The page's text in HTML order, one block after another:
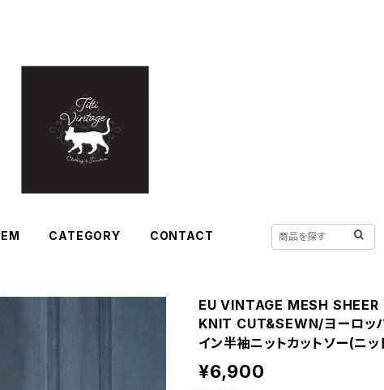
CATEGORY CONTACT
EU VINTAGE MESH
KNIT CUT&SEWN/ヨーロッ
イン半袖ニットカットソー(ニッ
¥6,900